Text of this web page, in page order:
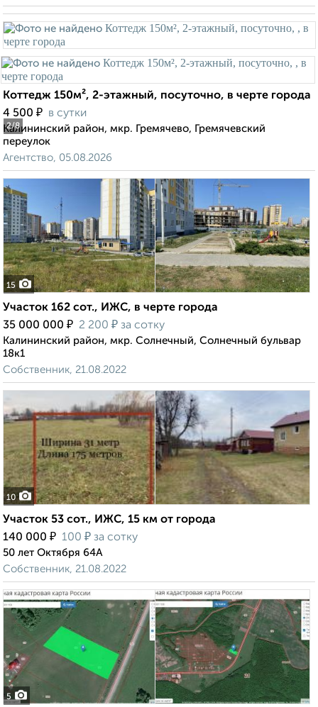
2/8
Коттедж 150м², 2-этажный, посуточно, в черте города
4 500 ₽ в сутки
Калининский район, мкр. Гремячево, Гремячевский
переулок
Агентство, 05.08.2026
15
Участок 162 сот., ИЖС, в черте города
35 000 000 ₽ 2 200 ₽ за сотку
Калининский район, мкр. Солнечный, Солнечный бульвар
18к1
Собственник, 21.08.2022
10
Участок 53 сот., ИЖС, 15 км от города
140 000 ₽ 100 ₽ за сотку
50 лет Октября 64А
Собственник, 21.08.2022
5